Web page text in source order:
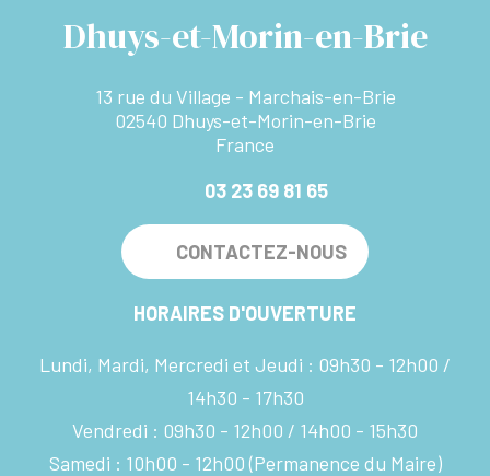
Dhuys-et-Morin-en-Brie
13 rue du Village - Marchais-en-Brie
02540 Dhuys-et-Morin-en-Brie
France
03 23 69 81 65
CONTACTEZ-NOUS
HORAIRES D'OUVERTURE
Lundi, Mardi, Mercredi et Jeudi : 09h30 - 12h00
14h30 - 17h30
Vendredi : 09h30 - 12h00
14h00 - 15h30
Samedi : 10h00 - 12h00 (Permanence du Maire)